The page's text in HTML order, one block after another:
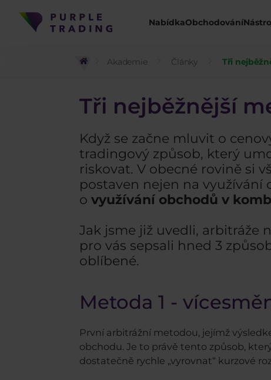
NabídkaObchodování
Akademie Články Tři
Tři nejběžnější
Když se začne mluvit o
tradingový způsob, který
riskovat. V obecné rovině si
postaven nejen na využívání
o využívání obchodů v
Jak jsme již uvedli, arbitráže
pro vás sepsali hned 3
oblíbené.
Metoda 1 -
První arbitrážní metodou, jejímž
obchodu. Je to právě tento způsob,
dostatečně rychle „vyrovnat“ kurzové